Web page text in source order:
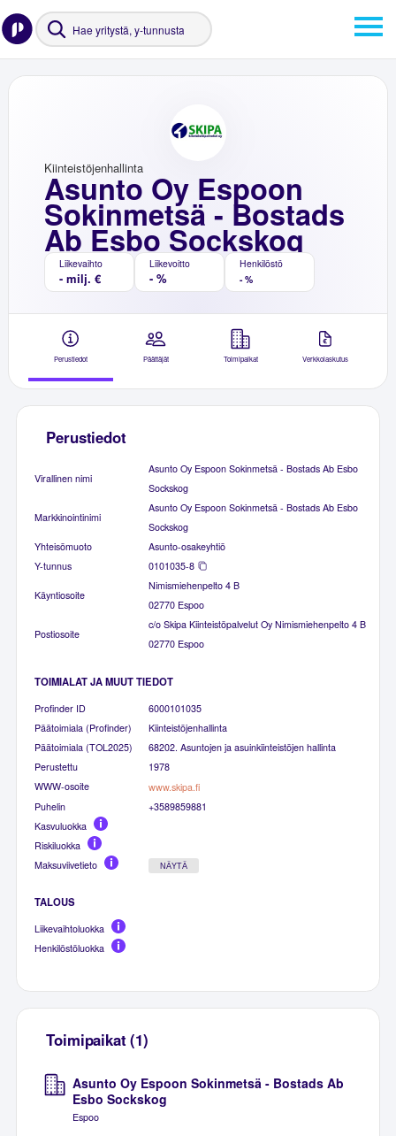
Asunto Oy Espoon
Sokinmetsä - Bostads
Ab Esbo Sockskog
Kiinteistöjenhallinta
Liikevaihto
- milj. €
Liikevoitto
- %
Henkilöstö
- %
Perustiedot Päättäjät Toimipaikat Verkkolaskutus
Perustiedot
Virallinen nimi
Asunto Oy Espoon Sokinmetsä - Bostads Ab Esbo
Sockskog
Markkinointinimi
Asunto Oy Espoon Sokinmetsä - Bostads Ab Esbo
Sockskog
Yhteisömuoto
Asunto-osakeyhtiö
Y-tunnus
0101035-8
Käyntiosoite
Nimismiehenpelto 4 B
02770 Espoo
Postiosoite
c/o Skipa Kiinteistöpalvelut Oy Nimismiehenpelto 4 B
02770 Espoo
TOIMIALAT JA MUUT TIEDOT
Profinder ID
6000101035
Päätoimiala (Profinder)
Kiinteistöjenhallinta
Päätoimiala (TOL2025)
68202. Asuntojen ja asuinkiinteistöjen hallinta
Perustettu
1978
WWW-osoite
www.skipa.fi
Puhelin
+3589859881
Kasvuluokka
Riskiluokka
Maksuviivetieto
NÄYTÄ
TALOUS
Liikevaihtoluokka
Henkilöstöluokka
Toimipaikat (1)
Asunto Oy Espoon Sokinmetsä - Bostads Ab
Esbo Sockskog
Espoo